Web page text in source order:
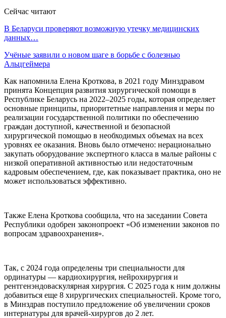
Сейчас читают
В Беларуси проверяют возможную утечку медицинских
данных…
Учёные заявили о новом шаге в борьбе с болезнью
Альцгеймера
Как напомнила Елена Кроткова, в 2021 году Минздравом
принята Концепция развития хирургической помощи в
Республике Беларусь на 2022–2025 годы, которая определяет
основные принципы, приоритетные направления и меры по
реализации государственной политики по обеспечению
граждан доступной, качественной и безопасной
хирургической помощью в необходимых объемах на всех
уровнях ее оказания. Вновь было отмечено: нерационально
закупать оборудование экспертного класса в малые районы с
низкой оперативной активностью или недостаточным
кадровым обеспечением, где, как показывает практика, оно не
может использоваться эффективно.
Также Елена Кроткова сообщила, что на заседании Совета
Республики одобрен законопроект «Об изменении законов по
вопросам здравоохранения».
Так, с 2024 года определены три специальности для
ординатуры — кардиохирургия, нейрохирургия и
рентгенэндоваскулярная хирургия. С 2025 года к ним должны
добавиться еще 8 хирургических специальностей. Кроме того,
в Минздрав поступило предложение об увеличении сроков
интернатуры для врачей-хирургов до 2 лет.